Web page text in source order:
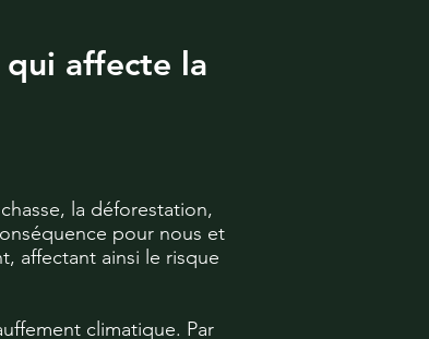
qui affecte la
la déforestation,
pour nous et
affectant ainsi le risque
climatique. Par